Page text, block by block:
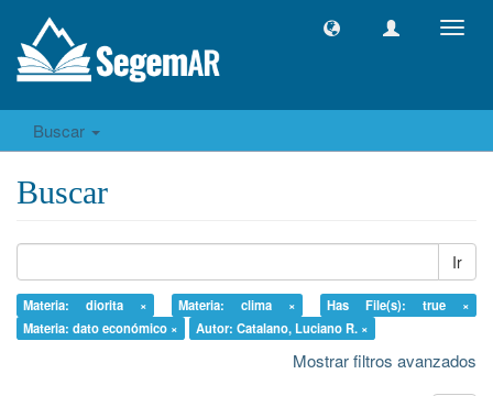
Buscar
Buscar
Ir
Materia: diorita × Materia: clima ×
Has File(s): true ×
Materia: dato económico ×
Autor: Catalano, Luciano R. ×
Mostrar filtros avanzados